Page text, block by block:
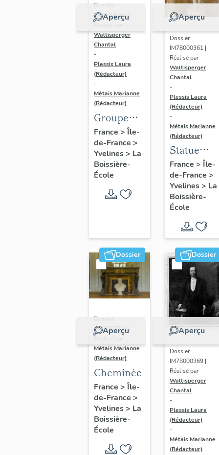
Aperçu
Dossier
IM78000360 |
Waltisperger
Chantal
-
Plessis Laura
(Rédacteur)
-
Métais Marianne
(Rédacteur)
Groupe
sculpté :
Lionne
rapportant
un
sanglier à
ses
France > Île-
de-France >
Yvelines> La
Boissière-
École
Aperçu
Dossier
IM78000361 |
Réalisé par
Waltisperger
Chantal
-
Plessis Laura
(Rédacteur)
-
Métais Marianne
(Rédacteur)
Statue
(grandeur
nature) :
nymphe
France > Île-
de-France >
Yvelines> La
Boissière-
École
Dossier
Aperçu
Dossier
IM78002721 |
Métais Marianne
(Rédacteur)
Cheminée
France > Île-
de-France >
Yvelines> La
Boissière-
École
Dossier
Aperçu
Dossier
IM78000369 |
Réalisé par
Waltisperger
Chantal
-
Plessis Laura
(Rédacteur)
-
Métais Marianne
(Rédacteur)